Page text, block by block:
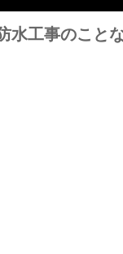
水工事のこ